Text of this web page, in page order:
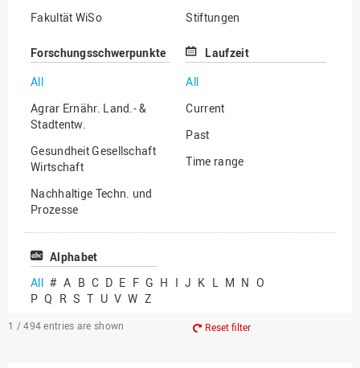
Fakultät WiSo
Stiftungen
Sonstige
Forschungsschwerpunkte
All
Agrar Ernähr. Land.- &
Stadtentw.
Gesundheit Gesellschaft
Wirtschaft
Nachhaltige Techn. und
Prozesse
Vielfältiges Forschen
Laufzeit
All
Current
Past
Time range
Alphabet
All # A B C D E F G H I J K L M N O
P Q R S T U V W Z
1 / 494 entries are shown Reset filter